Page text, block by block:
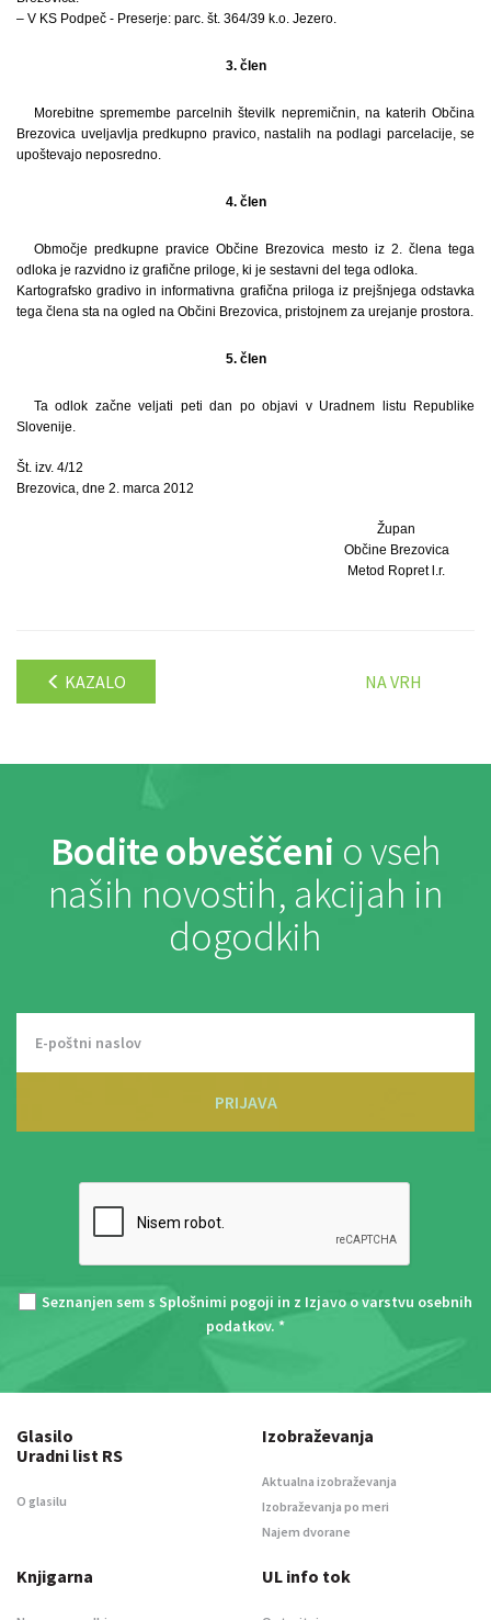
– V KS Podpeč - Preserje: parc. št. 364/39 k.o. Jezero.
3. člen
Morebitne spremembe parcelnih številk nepremičnin, na katerih Občina
Brezovica uveljavlja predkupno pravico, nastalih na podlagi parcelacije, se
upoštevajo neposredno.
4. člen
Območje predkupne pravice Občine Brezovica mesto iz 2. člena tega
odloka je razvidno iz grafične priloge, ki je sestavni del tega odloka.
Kartografsko gradivo in informativna grafična priloga iz prejšnjega odstavka
tega člena sta na ogled na Občini Brezovica, pristojnem za urejanje prostora.
5. člen
Ta odlok začne veljati peti dan po objavi v Uradnem listu Republike
Slovenije.
Št. izv. 4/12
Brezovica, dne 2. marca 2012
Župan
Občine Brezovica
Metod Ropret l.r.
KAZALO NA VRH
Bodite obveščeni o vseh
naših novostih, akcijah in
dogodkih
PRIJAVA
Seznanjen sem s Splošnimi pogoji in z Izjavo o varstvu osebnih
podatkov. *
Glasilo
Uradni list RS
O glasilu
Izobraževanja
Aktualna izobraževanja
Izobraževanja po meri
Najem dvorane
Knjigarna UL info tok